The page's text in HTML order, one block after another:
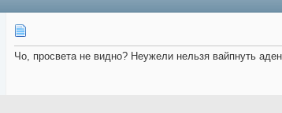
Чо, просвета не видно? Неужели нельзя вайпнуть